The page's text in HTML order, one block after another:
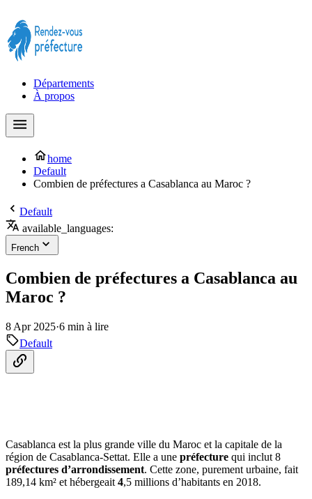
Départements
À propos
home
Default
Combien de préfectures a Casablanca au Maroc ?
Default
available_languages:
French
Combien de préfectures a Casablanca au
Maroc ?
8 Apr 2025·6 min à lire
Default
Casablanca est la plus grande ville du Maroc et la capitale de la
région de Casablanca-Settat. Elle a une préfecture qui inclut 8
préfectures d’arrondissement. Cette zone, purement urbaine, fait
189,14 km² et hébergeait 4,5 millions d’habitants en 2018.